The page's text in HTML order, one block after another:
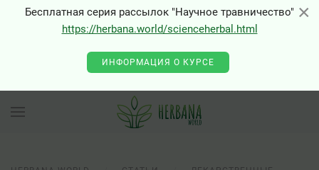
×
Бесплатная серия рассылок "Научное травничество"
https://herbana.world/scienceherbal.html
ИНФОРМАЦИЯ О КУРСЕ
×